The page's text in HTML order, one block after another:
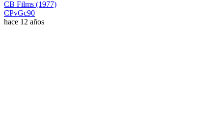
CB Films (1977)
CPvGc90
hace 12 años